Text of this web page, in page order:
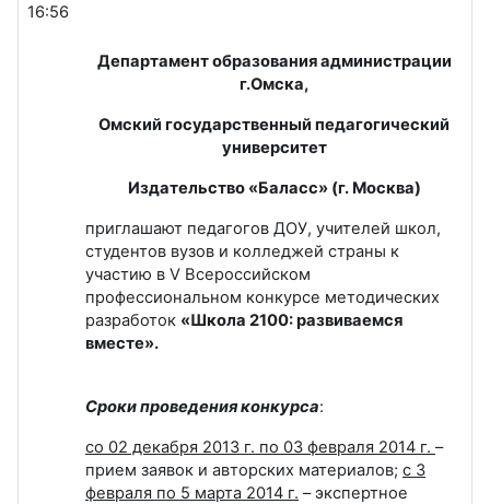
16:56
Департамент образования администрации
г.Омска,
Омский государственный педагогический
университет
Издательство «Баласс» (г. Москва)
приглашают педагогов ДОУ, учителей школ,
студентов вузов и колледжей страны к
участию в V Всероссийском
профессиональном конкурсе методических
разработок «Школа 2100: развиваемся
вместе».
Сроки проведения конкурса:
со 02 декабря 2013 г. по 03 февраля 2014 г. –
прием заявок и авторских материалов; с 3
февраля по 5 марта 2014 г. – экспертное